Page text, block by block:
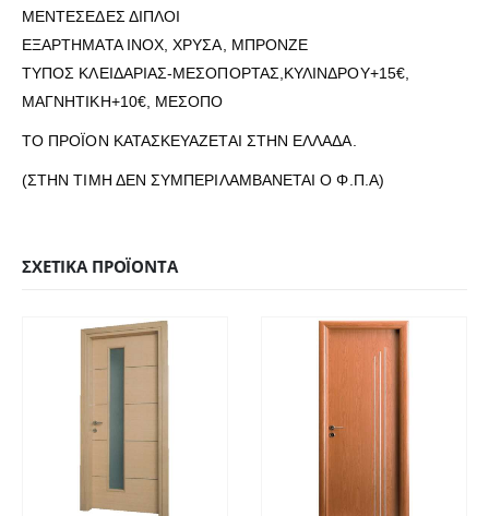
ΜΕΝΤΕΣΕΔΕΣ ΔΙΠΛΟΙ
ΕΞΑΡΤΗΜΑΤΑ ΙΝΟΧ, ΧΡΥΣΑ, ΜΠΡΟΝΖΕ
ΤΥΠΟΣ ΚΛΕΙΔΑΡΙΑΣ-ΜΕΣΟΠΟΡΤΑΣ,ΚΥΛΙΝΔΡΟΥ+15€,
ΜΑΓΝΗΤΙΚΗ+10€, ΜΕΣΟΠΟ
ΤΟ ΠΡΟΪΟΝ ΚΑΤΑΣΚΕΥΑΖΕΤΑΙ ΣΤΗΝ ΕΛΛΑΔΑ.
(ΣΤΗΝ ΤΙΜΗ ΔΕΝ ΣΥΜΠΕΡΙΛΑΜΒΑΝΕΤΑΙ Ο Φ.Π.Α)
ΣΧΕΤΙΚΆ ΠΡΟΪΌΝΤΑ
ΓΡΉΓΟΡΗ